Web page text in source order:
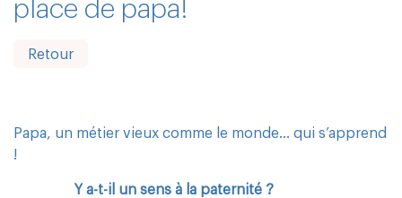
place de papa!
Retour
Papa, un métier vieux comme le monde… qui s’apprend
!
Y a-t-il un sens à la paternité ?